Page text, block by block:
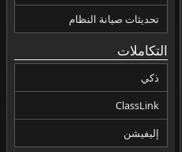
تحديثات صيانة النظام
التكاملات
ذكي
ClassLink
إليفيشن